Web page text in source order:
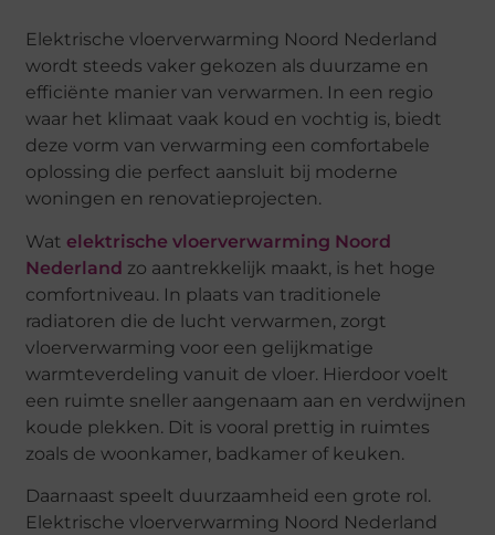
Elektrische vloerverwarming Noord Nederland
wordt steeds vaker gekozen als duurzame en
efficiënte manier van verwarmen. In een regio
waar het klimaat vaak koud en vochtig is, biedt
deze vorm van verwarming een comfortabele
oplossing die perfect aansluit bij moderne
woningen en renovatieprojecten.
Watelektrische vloerverwarming Noord
Nederland zo aantrekkelijk maakt, is het hoge
comfortniveau. In plaats van traditionele
radiatoren die de lucht verwarmen, zorgt
vloerverwarming voor een gelijkmatige
warmteverdeling vanuit de vloer. Hierdoor voelt
een ruimte sneller aangenaam aan en verdwijnen
koude plekken. Dit is vooral prettig in ruimtes
zoals de woonkamer, badkamer of keuken.
Daarnaast speelt duurzaamheid een grote rol.
Elektrische vloerverwarming Noord Nederland